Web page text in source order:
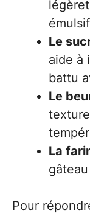
Le
aide à
battu
Le
La
Pour